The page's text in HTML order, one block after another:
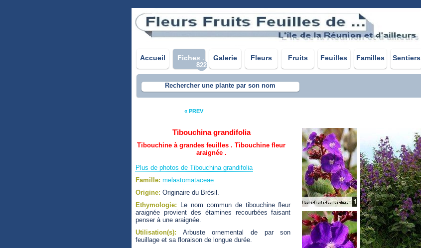
Accueil Fiches Galerie Fleurs Fruits Feuilles Familles Sentiers
822
Rechercher une plante par son nom
« PREV
Tibouchina grandifolia
Tibouchine à grandes feuilles . Tibouchine fleur
araignée .
Plus de photos de Tibouchina grandifolia
Famille: melastomataceae
Origine: Originaire du Brésil.
Ethymologie: Le nom commun de tibouchine fleur
araignée provient des étamines recourbées faisant
penser à une araignée.
Utilisation(s): Arbuste ornemental de par son
feuillage et sa floraison de longue durée.